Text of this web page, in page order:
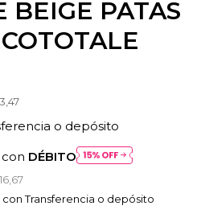
BEIGE PATAS
o depósito
DÉBITO
Transferencia o depósito